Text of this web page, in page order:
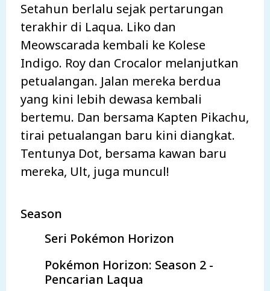
Setahun berlalu sejak pertarungan
terakhir di Laqua. Liko dan
Meowscarada kembali ke Kolese
Indigo. Roy dan Crocalor melanjutkan
petualangan. Jalan mereka berdua
yang kini lebih dewasa kembali
bertemu. Dan bersama Kapten Pikachu,
tirai petualangan baru kini diangkat.
Tentunya Dot, bersama kawan baru
mereka, Ult, juga muncul!
Season
Seri Pokémon Horizon
Pokémon Horizon: Season 2 -
Pencarian Laqua